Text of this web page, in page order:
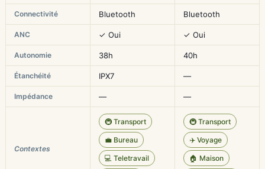
Connectivité Bluetooth Bluetooth
ANC ✓ Oui ✓ Oui
Autonomie 38h 40h
Étanchéité IPX7 —
Impédance — —
Contextes
🚇 Transport
💼 Bureau
💻 Teletravail
🚇 Transport
✈️ Voyage
🏠 Maison